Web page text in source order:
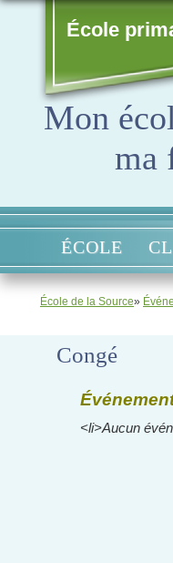
École
Mon
ma
ÉCOLE
École de la Source»
Congé
<li>Aucun